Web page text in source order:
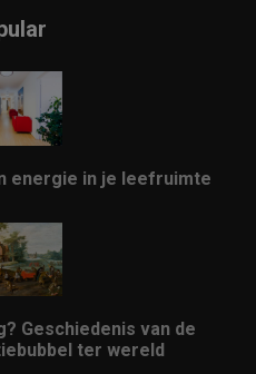
energie in je leefruimte
Geschiedenis van de
ter wereld